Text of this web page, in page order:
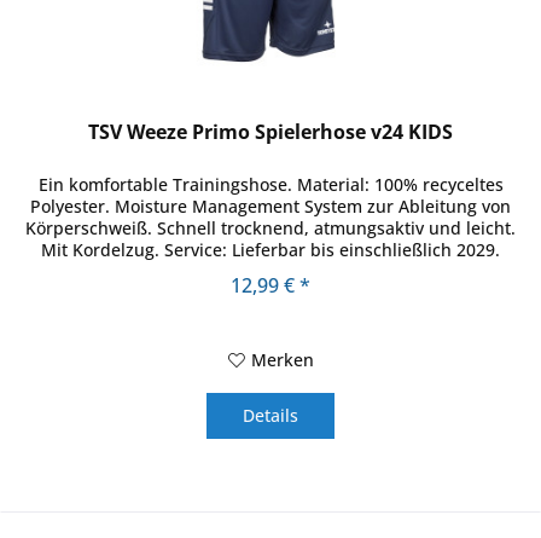
TSV Weeze Primo Spielerhose v24 KIDS
Ein komfortable Trainingshose. Material: 100% recyceltes
Polyester. Moisture Management System zur Ableitung von
Körperschweiß. Schnell trocknend, atmungsaktiv und leicht.
Mit Kordelzug. Service: Lieferbar bis einschließlich 2029.
12,99 € *
Merken
Details